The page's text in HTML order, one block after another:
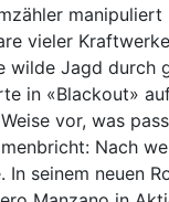
manipuliert
vieler
wilde Jagd durch
in «Blackout»
vor, was
Nach
In seinem neuen